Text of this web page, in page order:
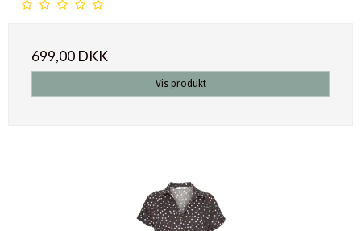
699,00 DKK
Vis produkt